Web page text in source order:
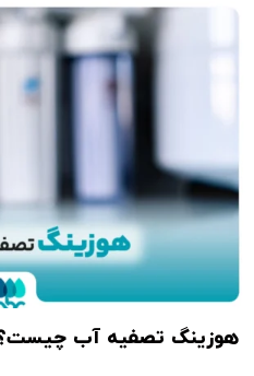
هوزینگ تصفیه آب چیست؟